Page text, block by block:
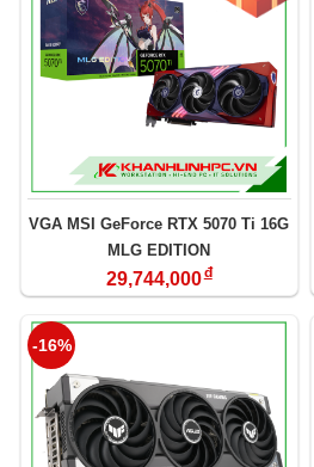
VGA MSI GeForce RTX 5070 Ti 16G
MLG EDITION
29,744,000đ
-16%